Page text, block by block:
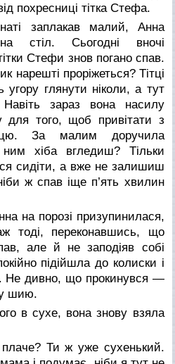
похресниці тітка Стефа.
заплакав малий, Анна
стіл. Сьогодні вночі
Стефи знов погано спав.
нарешті проріжеться? Тітці
угору глянути ніколи, а тут
Навіть зараз вона насилу
для того, щоб привітати з
За малим доручила
хіба вгледиш? Тільки
сидіти, а вже не залишиш
ж спав іще п’ять хвилин
на порозі призупинилася,
тоді, переконавшись, що
але й не заподіяв собі
підійшла до колиски і
Не дивно, що прокинувся —
шию.
в сухе, вона знову взяла
Ти ж уже сухенький.